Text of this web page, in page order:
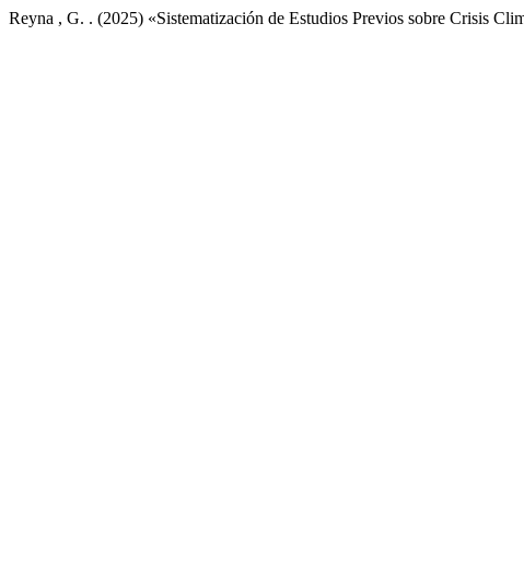
Reyna , G. . (2025) «Sistematización de Estudios Previos sobre Crisis